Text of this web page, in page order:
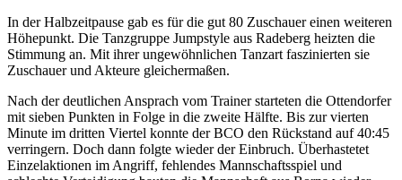
In der Halbzeitpause gab es für die gut 80 Zuschauer einen weiteren
Höhepunkt. Die Tanzgruppe Jumpstyle aus Radeberg heizten die
Stimmung an. Mit ihrer ungewöhnlichen Tanzart faszinierten sie
Zuschauer und Akteure gleichermaßen.
Nach der deutlichen Ansprach vom Trainer starteten die Ottendorfer
mit sieben Punkten in Folge in die zweite Hälfte. Bis zur vierten
Minute im dritten Viertel konnte der BCO den Rückstand auf 40:45
verringern. Doch dann folgte wieder der Einbruch. Überhastetet
Einzelaktionen im Angriff, fehlendes Mannschaftsspiel und